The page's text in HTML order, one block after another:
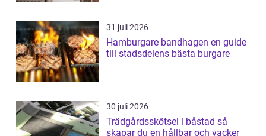
31 juli 2026
Hamburgare bandhagen en guide
till stadsdelens bästa burgare
30 juli 2026
Trädgårdsskötsel i båstad så
skapar du en hållbar och vacker